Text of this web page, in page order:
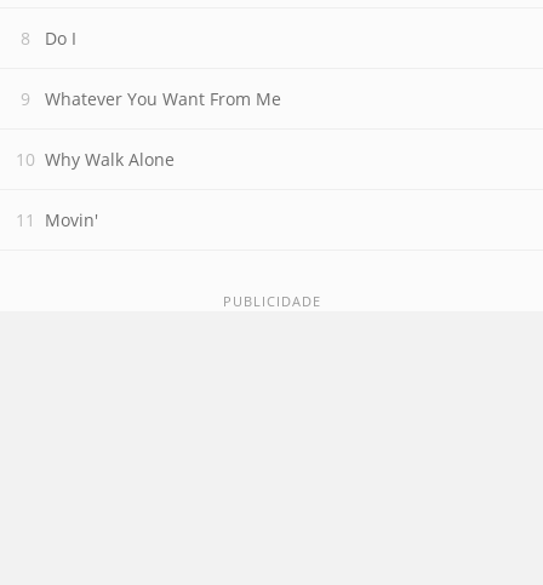
Do I
Whatever You Want From Me
Why Walk Alone
Movin'